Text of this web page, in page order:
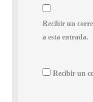
Recibir un
a esta entrada.
Recibir un